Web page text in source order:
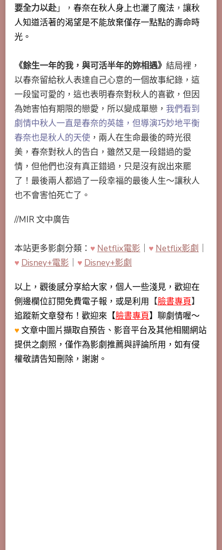
要全力以赴」， 春奈在秋人身上也灑了魔法 ， 讓秋
人知道活著的渴望是不能放棄僅存一點點的壽命時
光。
《餘生一年的我，與可活半年的妳相遇》 結局裡，
以春奈留給秋人表達自己心意的一個故事紀錄，這
一段蠻可愛的，這也表明春奈對秋人的喜歡，但因
為她害怕有期限的戀愛，所以變成單戀， 我們看到
劇情中秋人一直是春奈的英雄，但導演巧妙地平衡
春奈也是秋人的天使 ，兩人在生命最後的時光很
美，春奈對秋人的告白，雖然又是一段錯過的愛
情，但他們也沒有真正錯過，只是沒有說出來罷
了！最後兩人都過了一段幸福的最後人生～讓秋人
也不會害怕死亡了。
//MIR 文中廣告
本站更多影劇分類： ♥ Netflix電影 ♥ Netflix影劇
♥ Disney+電影 ♥ Disney+影劇
以上，觀後感分享給大家，個人一些淺見，歡迎在
側邊欄位訂閱免費電子報，或是利用 【臉書專頁】
追蹤新文章發布！歡迎來【臉書專頁】聊劇情喔～
♥文章中圖片擷取自預告、影音平台及其他相關網站
提供之劇照，僅作為影劇推薦與評論所用，如有侵
權敬請告知刪除，謝謝。